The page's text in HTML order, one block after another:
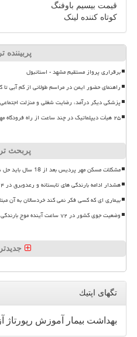
قیمت بیسیم باوفنگ
کوتاه کننده لینک
پربیننده
برقراری پرواز مستقیم مشهد - استانبول
راهنمای حضور ایمن در مراسم طولانی از کم آبی تا
پزشکی دیگر درآمد، رضایت شغلی و منزلت
۲۵ هیأت دیپلماتیک در چند ساعت از راه فرودگاه مهرآباد پذیرش شدند
پربحث
مشکلات مسکن مهر پردیس بعد از 18 سال باید حل شود
هشدار ادامه بارندگی های تابستانه و رعدوبرق در ۴ استان تا چهارشنبه
بیماری ای که کسی فکر نمی کند خردسالان به آن
وضعیت جوی کشور در ۷۲ ساعت آینده موج بارندگی های تابستانه در راه ۱۱ استان
تگهای اپتیك
بهداشت بیمار آموزش رپورتاژ